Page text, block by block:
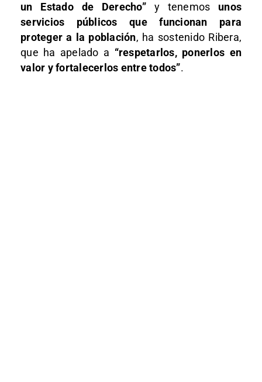
un Estado de Derecho”y tenemos unos
servicios públicos que funcionan para
proteger a la población, ha sostenido Ribera,
que ha apelado a “respetarlos, ponerlos en
valor y fortalecerlos entre todos”.